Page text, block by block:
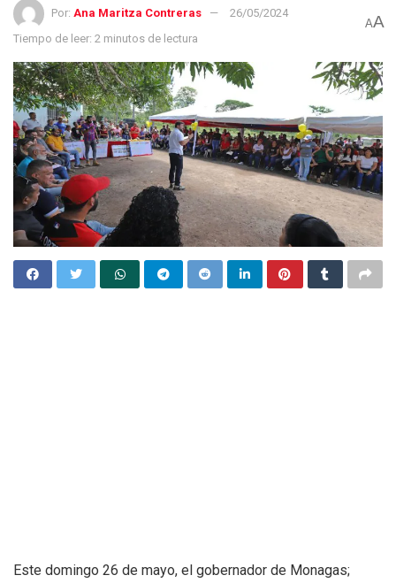
Por: Ana Maritza Contreras
26/05/2024
Tiempo de leer: 2 minutos de lectura
AA
Este domingo 26 de mayo, el gobernador de Monagas;